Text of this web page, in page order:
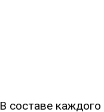
В составе